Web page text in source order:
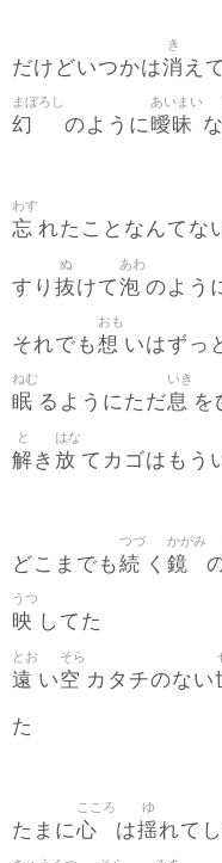
だけどいつかは消
き
え
幻
まぼろし
のように曖昧
あいまい
な
忘
わす
れたことなんてな
すり 抜
ぬ
けて泡
あわ
のよう
それでも想
おも
いはずっ
眠
ねむ
るようにただ息
いき
を
解
と
き 放
はな
てカゴはもう
どこまでも続
つづ
く 鏡
かがみ
映
うつ
してた
遠
とお
い空
そら
カタチのない
た
たまに心
こころ
は揺
ゆ
れて